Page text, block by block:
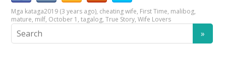
Mga kataga2019 (3 years ago), cheating wife, First Time, malibog,
mature, milf, October 1 ,tagalog,True Story,Wife Lovers